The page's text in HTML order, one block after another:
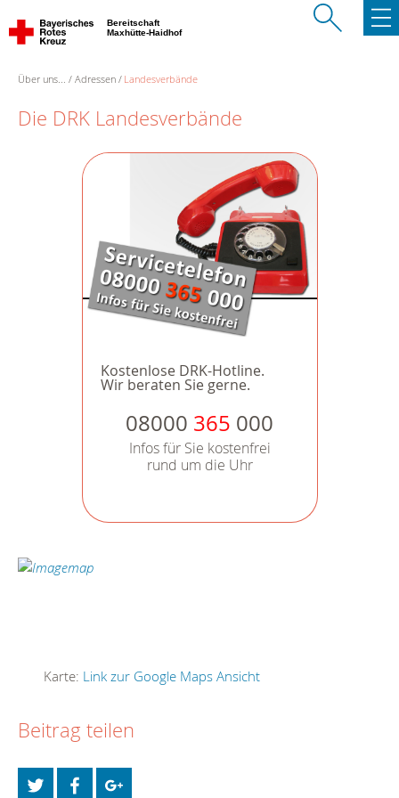
Bereitschaft
Maxhütte-Haidhof
Über uns... Adressen Landesverbände
Die DRK Landesverbände
Kostenlose DRK-Hotline.
Wir beraten Sie gerne.
08000 365 000
Infos für Sie kostenfrei
rund um die Uhr
Karte: Link zur Google Maps Ansicht
Beitrag teilen